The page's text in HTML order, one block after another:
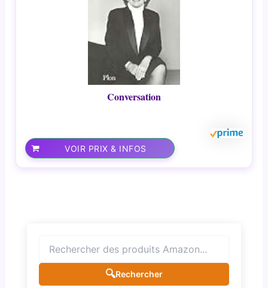
Conversation
VOIR PRIX & INFOS
🔍Rechercher